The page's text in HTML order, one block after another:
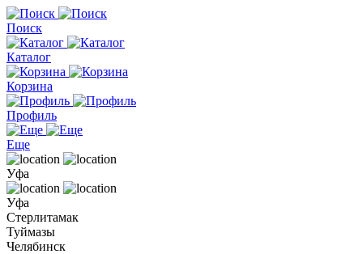
Поиск
Каталог
Корзина
Профиль
Еще
Уфа
Уфа
Стерлитамак
Туймазы
Челябинск